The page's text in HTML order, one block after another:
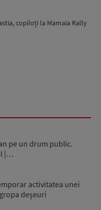
copiloți la Mamaia Rally
pe un drum public.
|…
activitatea unei
deșeuri